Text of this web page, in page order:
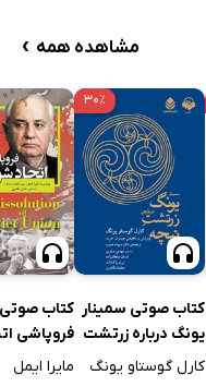
مشاهده همه ›
۳۰٪
کتاب صوتی سمینار
یونگ درباره زرتشت
نیچه
کارل گوستاو یونگ
کتاب صوتی
فروپاشی
شوروی
مایرا ایمل